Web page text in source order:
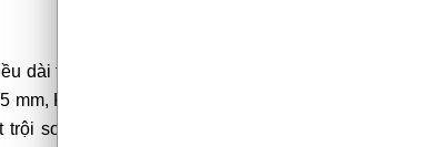
dài tổng thể lên đến 4.660 mm, chiều dài cơ sở
mm, Kia Sportage còn sở hữu kích thước cả bên
trội so với các sản phẩm cùng phân khúc.